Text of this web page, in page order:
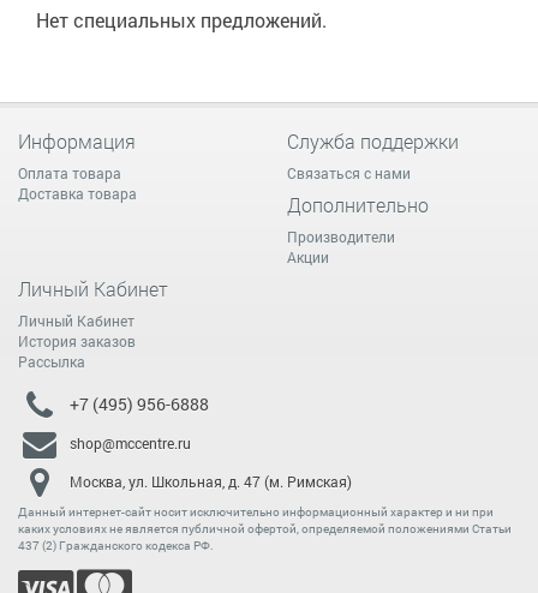
Нет специальных предложений.
Информация
Оплата товара
Доставка товара
Служба поддержки
Связаться с нами
Дополнительно
Производители
Акции
Личный Кабинет
Личный Кабинет
История заказов
Рассылка
+7 (495) 956-6888
shop@mccentre.ru
Москва, ул. Школьная, д. 47 (м. Римская)
Данный интернет-сайт носит исключительно информационный характер и ни при
каких условиях не является публичной офертой, определяемой положениями Статьи
437 (2) Гражданского кодекса РФ.